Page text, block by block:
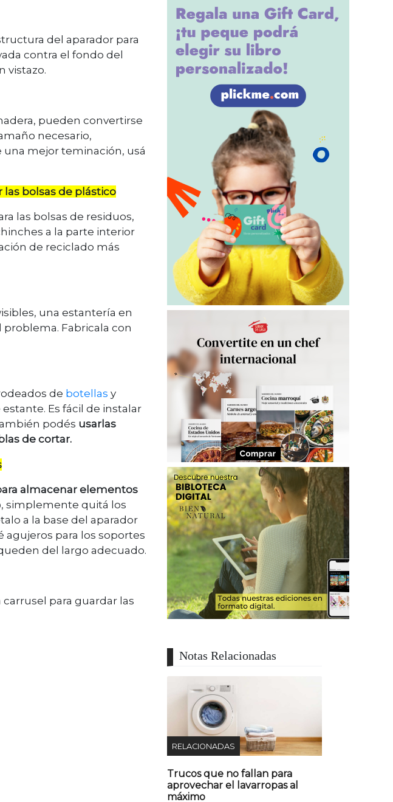
del aparador para
contra el fondo del
vistazo.
pueden convertirse
necesario,
una mejor teminación, usá
las bolsas de plástico
las bolsas de residuos,
a la parte interior
de reciclado más
una estantería en
Fabricala con
de botellas y
Es fácil de instalar
podés usarlas
de cortar.
almacenar elementos
simplemente quitá los
a la base del aparador
agujeros para los soportes
del largo adecuado.
para guardar las
Notas Relacionadas
RELACIONADAS
Trucos que no fallan para
aprovechar el lavarropas al
máximo